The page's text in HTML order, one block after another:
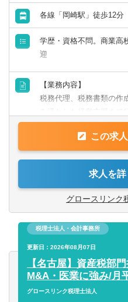
各線「岡崎駅」徒歩12分
学歴・資格不問。商業高
迎
【必須】
税理士事務所・会計事務
■税理士科目合格者・公
■仕訳入力・月次決算準
経理事務経験者
■税務調査の準備や、税
ちの方
【その他、下記に当ては
∟税理士の勉強をされて
∟チームワークを大切に
∟積極的に仕事に取り組
【業務内容】
税務代理、税務書類の作
を活かした経営支援ま
「税理士業務＋αの仕事
やチーム内のアシスタン
■税務顧問（記帳代行、
交渉、届出作成など）
■相続、事業承継支援（
シミュレーション、組織
ど）
■その他（セミナーや異
この求
求人を
グロースリンク
税理士法人・会計事務所
更新日：2026年08月07日
【名古屋】資産税部
M&A・医業に強み/月
グロースリンク税理士法人